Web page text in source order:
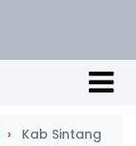
Kab Sintang